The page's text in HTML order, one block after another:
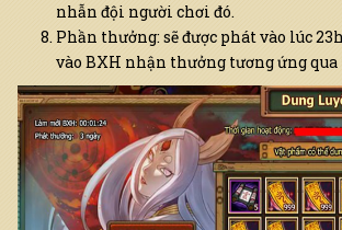
nhẫn đội người chơi đó.
Phần thưởng: sẽ được phát vào lúc
vào BXH nhận thưởng tương ứng qua